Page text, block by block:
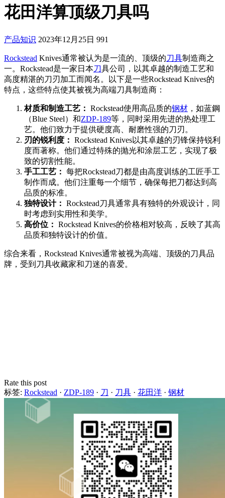
花田洋算顶级刀具吗
产品知识 2023年12月25日 991
Rockstead Knives通常被认为是一流的、顶级的刀具制造商之
一。Rockstead是一家日本刀具公司，以其卓越的制造工艺和
高度精湛的刀刃加工而闻名。以下是一些Rockstead Knives的
特点，这些特点使其被视为高端刀具制造商：
材质和制造工艺： Rockstead使用高品质的钢材 ，如蓝鋼
（Blue Steel）和ZDP-189等，同时采用先进的热处理工
艺。他们致力于提供硬度高、耐磨性强的刀刃。
刃的锐利度： Rockstead Knives以其卓越的刃锋保持锐利
度而著称。他们通过特殊的抛光和涂层工艺，实现了极
致的切割性能。
手工工艺： 每把Rockstead刀都是由高度训练的工匠手工
制作而成。他们注重每一个细节，确保每把刀都达到高
品质的标准。
独特设计： Rockstead刀具通常具有独特的外观设计，同
时考虑到实用性和美学。
高价位： Rockstead Knives的价格相对较高，反映了其高
品质和独特设计的价值。
综合来看，Rockstead Knives通常被视为高端、顶级的刀具品
牌，受到刀具收藏家和刀迷的喜爱。
Rate this post
标签: Rockstead · ZDP-189 · 刀 · 刀具 · 花田洋 · 钢材